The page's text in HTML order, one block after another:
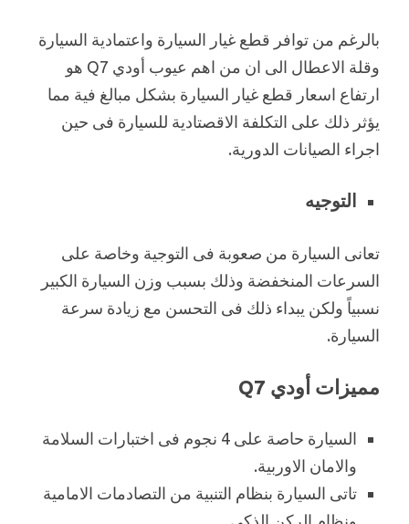
بالرغم من توافر قطع غيار السيارة واعتمادية السيارة
وقلة الاعطال الى ان من اهم عيوب أودي Q7 هو
ارتفاع اسعار قطع غيار السيارة بشكل مبالغ فية مما
يؤثر ذلك على التكلفة الاقصتادية للسيارة فى حين
اجراء الصيانات الدورية.
التوجيه
تعانى السيارة من صعوبة فى التوجية وخاصة على
السرعات المنخفضة وذلك بسبب وزن السيارة الكبير
نسبياً ولكن يبداء ذلك فى التحسن مع زيادة سرعة
السيارة.
مميزات أودي Q7
السيارة حاصة على 4 نجوم فى اختبارات السلامة
والامان الاوربية.
تاتى السيارة بنظام التنبية من التصادمات الامامية
ونظام الركن الذكى.